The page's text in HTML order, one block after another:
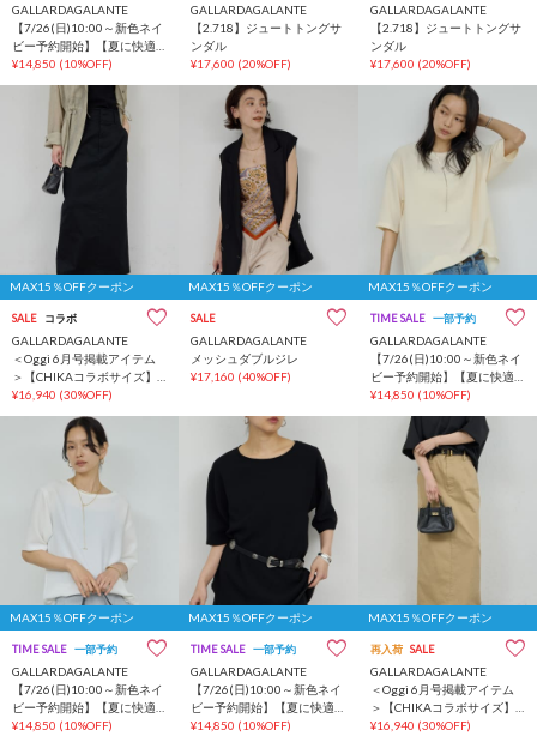
GALLARDAGALANTE
【7/26(日)10:00～新色ネイ
ビー予約開始】【夏に快適
な一枚着】バックスリット
¥14,850 (10%OFF)
GALLARDAGALANTE
【2.718】ジュートトングサ
ンダル
¥17,600 (20%OFF)
GALLARDAGALANTE
【2.718】ジュートトングサ
ンダル
¥17,600 (20%OFF)
MAX15％OFFクーポン
SALE コラボ
GALLARDAGALANTE
＜Oggi 6月号掲載アイテム
＞【CHIKAコラボサイズ】
チノストレッチスカート
¥16,940 (30%OFF)
MAX15％OFFクーポン
SALE
GALLARDAGALANTE
メッシュダブルジレ
¥17,160 (40%OFF)
MAX15％OFFクーポン
TIME SALE 一部予約
GALLARDAGALANTE
【7/26(日)10:00～新色ネイ
ビー予約開始】【夏に快適
な一枚着】バックスリット
¥14,850 (10%OFF)
MAX15％OFFクーポン
TIME SALE 一部予約
GALLARDAGALANTE
【7/26(日)10:00～新色ネイ
ビー予約開始】【夏に快適
な一枚着】バックスリット
¥14,850 (10%OFF)
MAX15％OFFクーポン
TIME SALE 一部予約
GALLARDAGALANTE
【7/26(日)10:00～新色ネイ
ビー予約開始】【夏に快適
な一枚着】バックスリット
¥14,850 (10%OFF)
MAX15％OFFクーポン
再入荷 SALE
GALLARDAGALANTE
＜Oggi 6月号掲載アイテム
＞【CHIKAコラボサイズ】
チノストレッチスカート
¥16,940 (30%OFF)